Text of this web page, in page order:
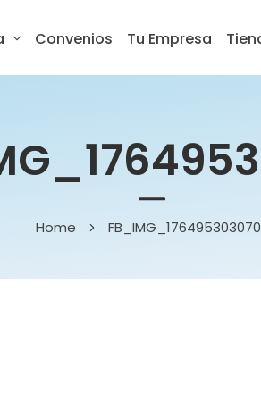
Convenios Tu Empresa
Home